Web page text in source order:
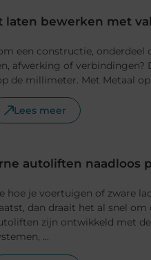
laten bewerken met
een constructie, onderdeel
afwerking of verbindingen?
de millimeter. Met Metaal op
Lees meer
autoliften naadloos
hoe je voertuigen of zware
dan draait het al snel
zijn ontwikkeld met
...